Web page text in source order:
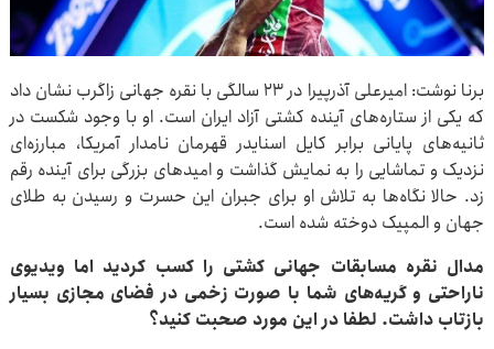
برنا نوشت: امیرعلی آذرپیرا در ۲۳ سالگی با نقره جهانی زاگرب نشان داد
که یکی از ستاره‌های آینده کشتی آزاد ایران است. او با وجود شکست در
ثانیه‌های پایانی برابر کایل اسنایدر قهرمان نامدار آمریکا، مبارزه‌ای
نزدیک و تماشایی را به نمایش گذاشت و امیدهای بزرگی برای آینده رقم
زد. حالا نگاه‌ها به تلاش او برای جبران این حسرت و رسیدن به طلای
جهان و المپیک دوخته شده است.
مدال نقره مسابقات جهانی کشتی را کسب کردید اما ویدیوی
ناراحتی و گریه‌های شما با صورت زخمی در فضای مجازی بسیار
بازتاب داشت. لطفا در این مورد صحبت کنید؟